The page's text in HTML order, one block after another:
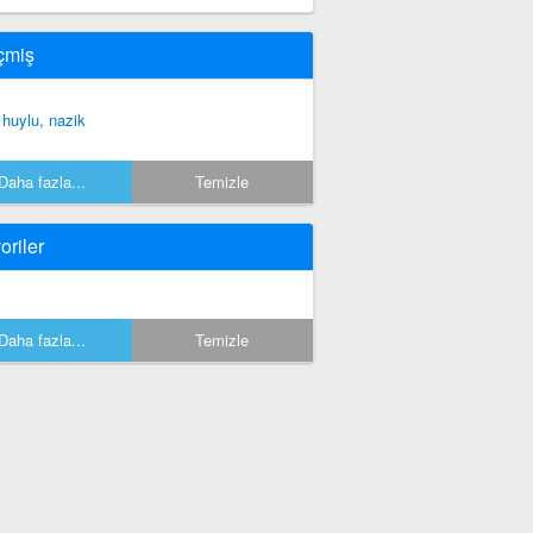
nazik
Daha fazla... Temizle
Daha fazla... Temizle